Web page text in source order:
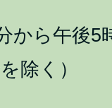
から午後5
除く）